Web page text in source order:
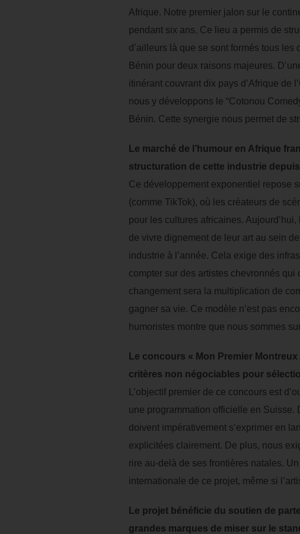
Afrique. Notre premier jalon sur le
pendant six ans. Ce lieu a permis de
d’ailleurs là que se sont formés tous
Bénin pour deux raisons majeures.
itinérant couvrant dix pays d’Afrique de
nous y développons le “Cotonou
Bénin. Cette synergie nous permet de
Le marché de l’humour en Afrique
structuration de cette industrie
Ce développement exponentiel repose
(comme TikTok), où les créateurs de
pour les cultures africaines.
de vivre dignement de leur art au sein
industrie à l’année. Cela exige des
compter sur des artistes chevronnés
changement sera la multiplication de
gagner sa vie. Ce modèle n’est pas
humoristes montre que nous sommes
Le concours « Mon Premier
critères non négociables pour
L’objectif premier de ce concours est
une programmation officielle en Suisse.
doivent impérativement s’exprimer en
explicitées clairement. De plus, nous
rire au-delà de ses frontières natales.
internationale de ce projet, même si
Le projet bénéficie du soutien de
grandes marques de miser sur le